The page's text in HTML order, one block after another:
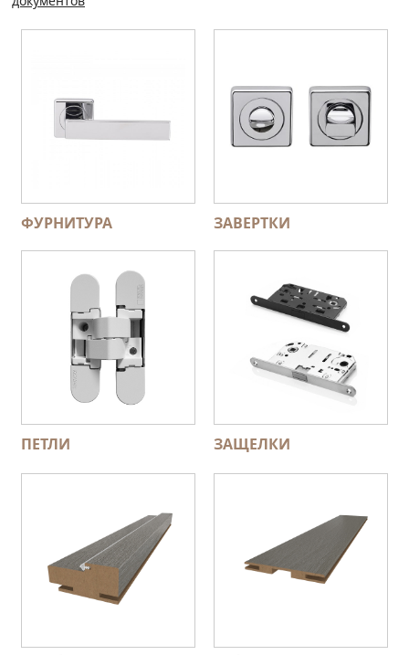
ФУРНИТУРА ЗАВЕРТКИ
ПЕТЛИ ЗАЩЕЛКИ